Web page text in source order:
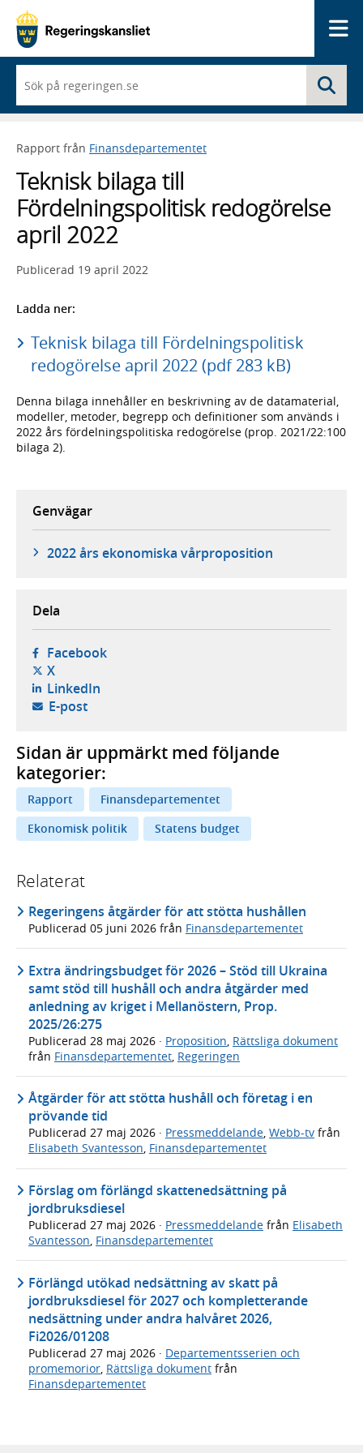
du
börjar
skriva
framträder
lista
med
sökförslag
Rapport från Finansdepartementet
Teknisk bilaga till
Fördelningspolitisk redogörelse
april 2022
Publicerad 19 april 2022
Ladda ner:
Teknisk bilaga till Fördelningspolitisk
redogörelse april 2022 (pdf 283 kB)
Denna bilaga innehåller en beskrivning av de datamaterial,
modeller, metoder, begrepp och definitioner som används i
2022 års fördelningspolitiska redogörelse (prop. 2021/22:100
bilaga 2).
Genvägar
2022 års ekonomiska vårproposition
Dela
Facebook- öppnas i ny flik, extern webbplats,
X- öppnas i ny flik, extern webbplats,
LinkedIn- öppnas i ny flik, extern webbplats,
E-post- öppnar din e-postklient,
Sidan är uppmärkt med följande
kategorier:
Rapport
Finansdepartementet
Ekonomisk politik
Statens budget
Relaterat
Regeringens åtgärder för att stötta hushållen
Publicerad 05 juni 2026 från Finansdepartementet
Extra ändringsbudget för 2026 – Stöd till Ukraina
samt stöd till hushåll och andra åtgärder med
anledning av kriget i Mellanöstern, Prop.
2025/26:275
Publicerad 28 maj 2026 · Proposition Rättsliga dokument
från Finansdepartementet Regeringen
Åtgärder för att stötta hushåll och företag i en
prövande tid
Publicerad 27 maj 2026 · Pressmeddelande, Webb-tv från
Elisabeth Svantesson, Finansdepartementet
Förslag om förlängd skattenedsättning på
jordbruksdiesel
Publicerad 27 maj 2026 · Pressmeddelande från Elisabeth
Svantesson, Finansdepartementet
Förlängd utökad nedsättning av skatt på
jordbruksdiesel för 2027 och kompletterande
nedsättning under andra halvåret 2026,
Fi2026/01208
Publicerad 27 maj 2026 · Departementsserien och
promemorior Rättsliga dokument från
Finansdepartementet